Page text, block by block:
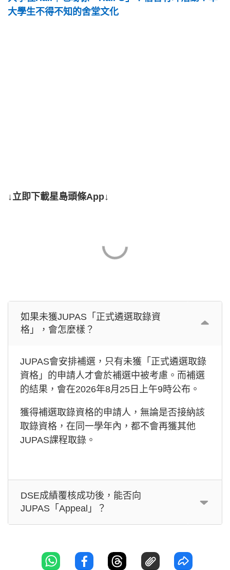
大學生不得不知的舍堂文化
↓立即下載星島頭條App↓
如果未獲JUPAS「正式遴選取錄資
格」，會怎麼樣？
JUPAS會安排補選，只有未獲「正式遴選取錄
資格」的申請人才會於補選中被考慮。而補選
的結果，會在2026年8月25日上午9時公布。
獲得補選取錄資格的申請人，無論是否接納該
取錄資格，在同一學年內，都不會再獲其他
JUPAS課程取錄。
DSE成績覆核成功後，能否向
JUPAS「Appeal」？